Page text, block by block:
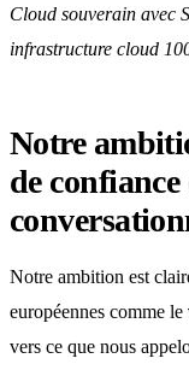
Cloud souverain avec
infrastructure cloud
Notre
de
Notre ambition est
européennes comme le
vers ce que nous